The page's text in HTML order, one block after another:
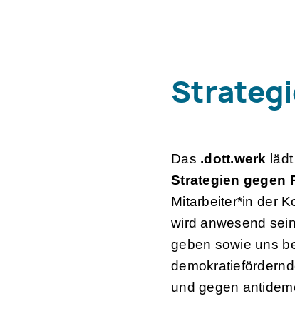
Das .dott.werk
Strategien gegen
Mitarbeiter*in der
wird anwesend
geben sowie uns
und gegen